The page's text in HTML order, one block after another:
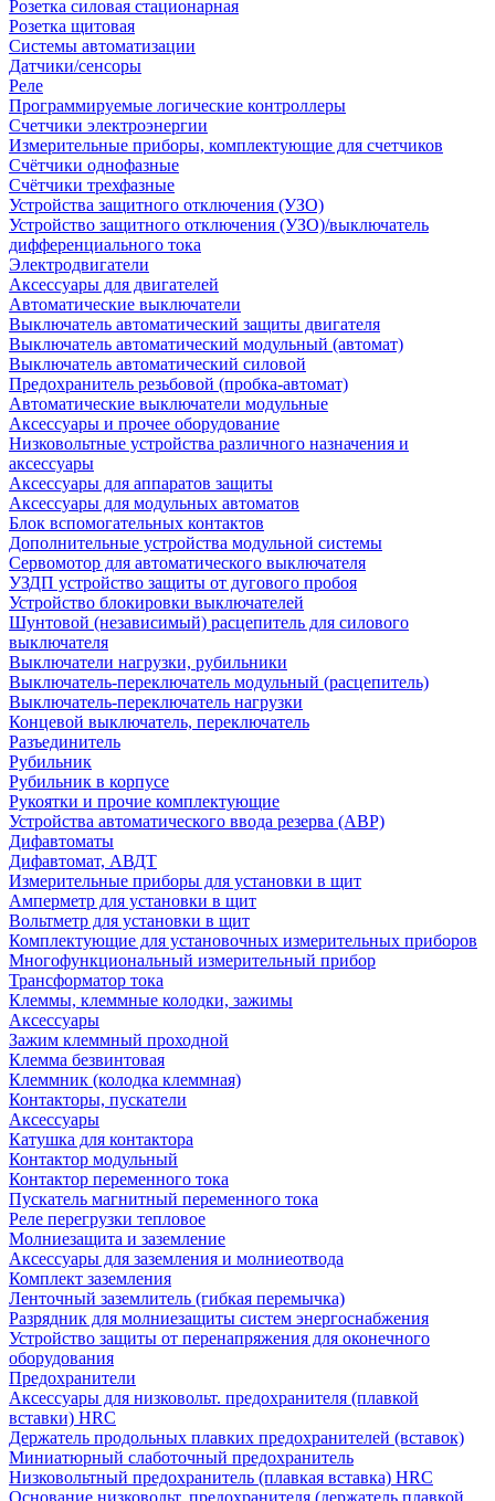
Розетка силовая стационарная
Розетка щитовая
Системы автоматизации
Датчики/сенсоры
Реле
Программируемые логические контроллеры
Счетчики электроэнергии
Измерительные приборы, комплектующие для счетчиков
Счётчики однофазные
Счётчики трехфазные
Устройства защитного отключения (УЗО)
Устройство защитного отключения (УЗО)/выключатель
дифференциального тока
Электродвигатели
Аксессуары для двигателей
Автоматические выключатели
Выключатель автоматический защиты двигателя
Выключатель автоматический модульный (автомат)
Выключатель автоматический силовой
Предохранитель резьбовой (пробка-автомат)
Автоматические выключатели модульные
Аксессуары и прочее оборудование
Низковольтные устройства различного назначения и
аксессуары
Аксессуары для аппаратов защиты
Аксессуары для модульных автоматов
Блок вспомогательных контактов
Дополнительные устройства модульной системы
Сервомотор для автоматического выключателя
УЗДП устройство защиты от дугового пробоя
Устройство блокировки выключателей
Шунтовой (независимый) расцепитель для силового
выключателя
Выключатели нагрузки, рубильники
Выключатель-переключатель модульный (расцепитель)
Выключатель-переключатель нагрузки
Концевой выключатель, переключатель
Разъединитель
Рубильник
Рубильник в корпусе
Рукоятки и прочие комплектующие
Устройства автоматического ввода резерва (АВР)
Дифавтоматы
Дифавтомат, АВДТ
Измерительные приборы для установки в щит
Амперметр для установки в щит
Вольтметр для установки в щит
Комплектующие для установочных измерительных приборов
Многофункциональный измерительный прибор
Трансформатор тока
Клеммы, клеммные колодки, зажимы
Аксессуары
Зажим клеммный проходной
Клемма безвинтовая
Клеммник (колодка клеммная)
Контакторы, пускатели
Аксессуары
Катушка для контактора
Контактор модульный
Контактор переменного тока
Пускатель магнитный переменного тока
Реле перегрузки тепловое
Молниезащита и заземление
Аксессуары для заземления и молниеотвода
Комплект заземления
Ленточный заземлитель (гибкая перемычка)
Разрядник для молниезащиты систем энергоснабжения
Устройство защиты от перенапряжения для оконечного
оборудования
Предохранители
Аксессуары для низковольт. предохранителя (плавкой
вставки) HRC
Держатель продольных плавких предохранителей (вставок)
Миниатюрный слаботочный предохранитель
Низковольтный предохранитель (плавкая вставка) HRC
Основание низковольт. предохранителя (держатель плавкой